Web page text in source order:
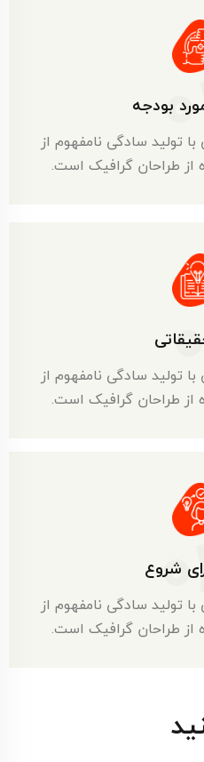
بودجه
تولید سادگی نامفهوم از
طراحان گرافیک است.
تولید سادگی نامفهوم از
طراحان گرافیک است.
شروع
تولید سادگی نامفهوم از
طراحان گرافیک است.